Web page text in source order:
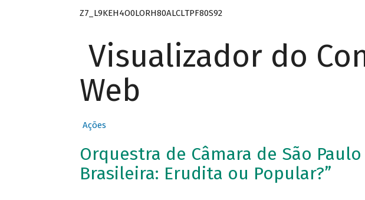
Z7_L9KEH4O0LORH80ALCLTPF80S92
Visualizador do
Web
Ações
Orquestra de Câmara de São
Brasileira: Erudita ou Popular?”